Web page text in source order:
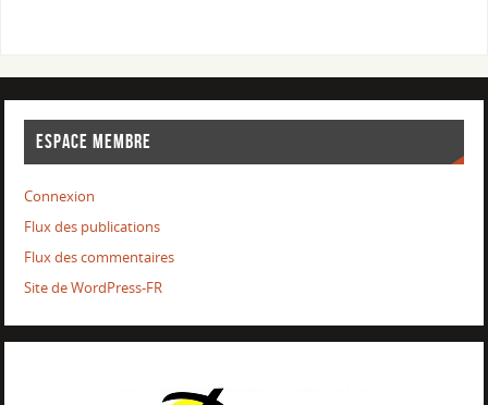
ESPACE MEMBRE
Connexion
Flux des publications
Flux des commentaires
Site de WordPress-FR